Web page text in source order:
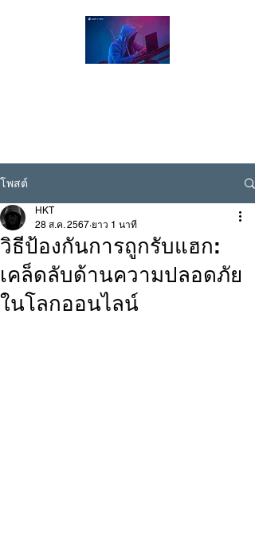
โพสต์
วิธีป้องกันการถูกรับแฮก:
เคล็ดลับด้านความปลอดภัย
ในโลกออนไลน์
HKT
28 ส.ค. 2567 ยาว 1 นาที